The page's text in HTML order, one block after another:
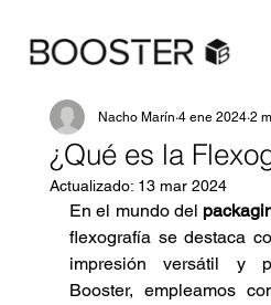
¿Qué es la
Nacho Marín 4 ene 2024 2
Actualizado: 13 mar 2024
En el mundo del
flexografía se destaca
impresión versátil y
Booster, empleamos